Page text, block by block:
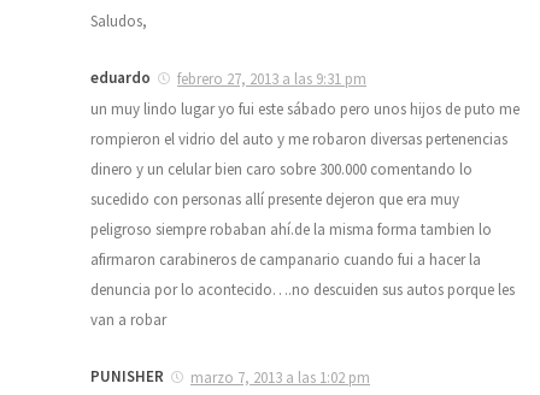
Saludos,
eduardo
febrero 27, 2013 a las 9:31 pm
un muy lindo lugar yo fui este sábado pero unos hijos de puto me
rompieron el vidrio del auto y me robaron diversas pertenencias
dinero y un celular bien caro sobre 300.000 comentando lo
sucedido con personas allí presente dejeron que era muy
peligroso siempre robaban ahí.de la misma forma tambien lo
afirmaron carabineros de campanario cuando fui a hacer la
denuncia por lo acontecido….no descuiden sus autos porque les
van a robar
PUNISHER
marzo 7, 2013 a las 1:02 pm